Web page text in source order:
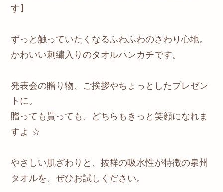
す】
ずっと触っていたくなるふわふわのさわり心地。
かわいい刺繍入りのタオルハンカチです。
発表会の贈り物、ご挨拶やちょっとしたプレゼン
トに。
贈っても貰っても、どちらもきっと笑顔になれま
すよ ☆
やさしい肌ざわりと、抜群の吸水性が特徴の泉州
タオルを、ぜひお試しください。